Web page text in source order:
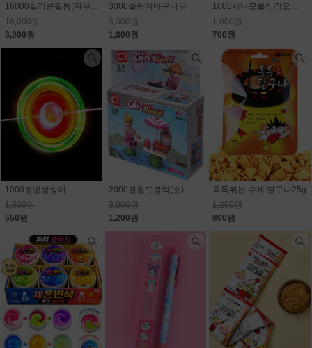
16000실리콘필통(파우치)_캐릭터 랜덤(마블,스티치,디즈니)75.6% 할인
16,000원
3,900원
3000슬랑이바구니곰
3,000원
1,800원
1000시나모롤산리오노크식지우개
1,000원
700원
1000불빛씽씽이
1,000원
650원
2000걸월드블럭(소)
2,000원
1,200원
톡톡튀는 수제 달구나25g
1,200원
800원